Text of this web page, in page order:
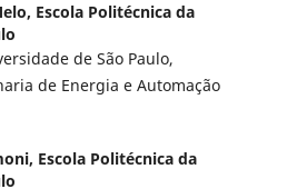
Escola Politécnica da
de São Paulo,
de Energia e Automação
Escola Politécnica da